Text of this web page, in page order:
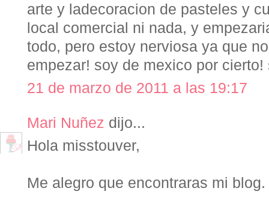
arte y ladecoracion de pasteles y
local comercial ni nada, y
todo, pero estoy nerviosa ya que
empezar! soy de mexico por cierto!
21 de marzo de 2011 a las 19:17
Mari Nuñez dijo...
Hola misstouver,
Me alegro que encontraras mi